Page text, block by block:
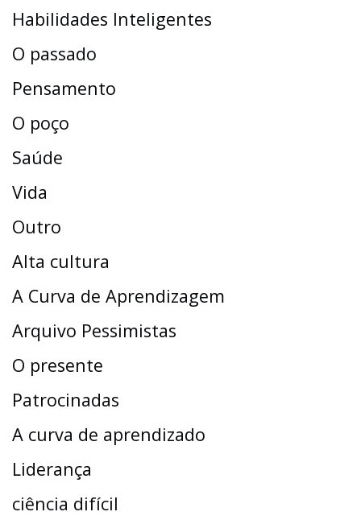
Habilidades Inteligentes
O passado
Pensamento
O poço
Saúde
Vida
Outro
Alta cultura
A Curva de Aprendizagem
Arquivo Pessimistas
O presente
Patrocinadas
A curva de aprendizado
Liderança
ciência difícil